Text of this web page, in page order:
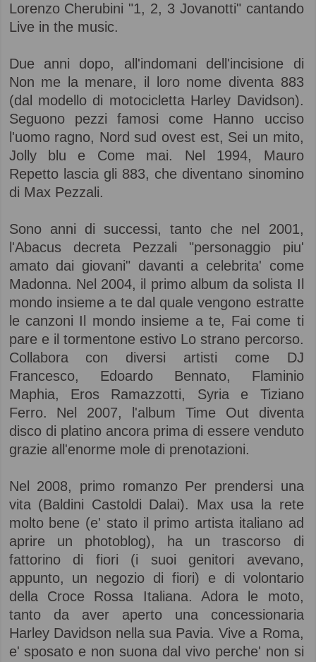
Lorenzo Cherubini "1, 2, 3 Jovanotti" cantando
Live in the music.
Due anni dopo, all'indomani dell'incisione di
Non me la menare, il loro nome diventa 883
(dal modello di motocicletta Harley Davidson).
Seguono pezzi famosi come Hanno ucciso
l'uomo ragno, Nord sud ovest est, Sei un mito,
Jolly blu e Come mai. Nel 1994, Mauro
Repetto lascia gli 883, che diventano sinomino
di Max Pezzali.
Sono anni di successi, tanto che nel 2001,
l'Abacus decreta Pezzali "personaggio piu'
amato dai giovani" davanti a celebrita' come
Madonna. Nel 2004, il primo album da solista Il
mondo insieme a te dal quale vengono estratte
le canzoni Il mondo insieme a te, Fai come ti
pare e il tormentone estivo Lo strano percorso.
Collabora con diversi artisti come DJ
Francesco, Edoardo Bennato, Flaminio
Maphia, Eros Ramazzotti, Syria e Tiziano
Ferro. Nel 2007, l'album Time Out diventa
disco di platino ancora prima di essere venduto
grazie all'enorme mole di prenotazioni.
Nel 2008, primo romanzo Per prendersi una
vita (Baldini Castoldi Dalai). Max usa la rete
molto bene (e' stato il primo artista italiano ad
aprire un photoblog), ha un trascorso di
fattorino di fiori (i suoi genitori avevano,
appunto, un negozio di fiori) e di volontario
della Croce Rossa Italiana. Adora le moto,
tanto da aver aperto una concessionaria
Harley Davidson nella sua Pavia. Vive a Roma,
e' sposato e non suona dal vivo perche' non si